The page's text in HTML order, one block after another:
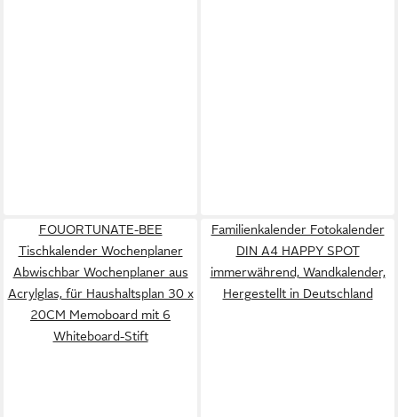
FOUORTUNATE-BEE
Tischkalender Wochenplaner
Abwischbar Wochenplaner aus
Acrylglas, für Haushaltsplan 30 x
20CM Memoboard mit 6
Whiteboard-Stift
Familienkalender Fotokalender
DIN A4 HAPPY SPOT
immerwährend, Wandkalender,
Hergestellt in Deutschland